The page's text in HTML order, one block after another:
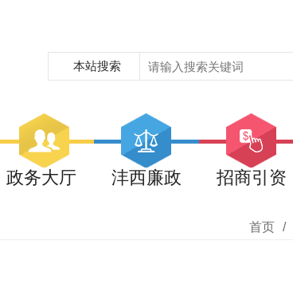
本站搜索
政务大厅 沣西廉政 招商引资
首页 /